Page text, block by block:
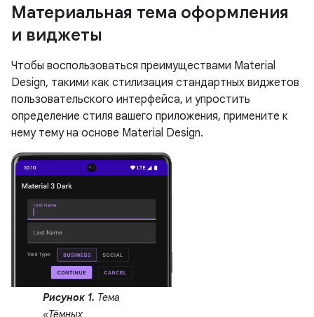
Материальная тема оформления
и виджеты
Чтобы воспользоваться преимуществами Material
Design, такими как стилизация стандартных виджетов
пользовательского интерфейса, и упростить
определение стиля вашего приложения, примените к
нему тему на основе Material Design.
Рисунок 1. Тема
«Тёмных